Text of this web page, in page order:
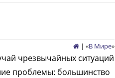
| «В Мире»
чрезвычайных ситуаций
проблемы: большинство